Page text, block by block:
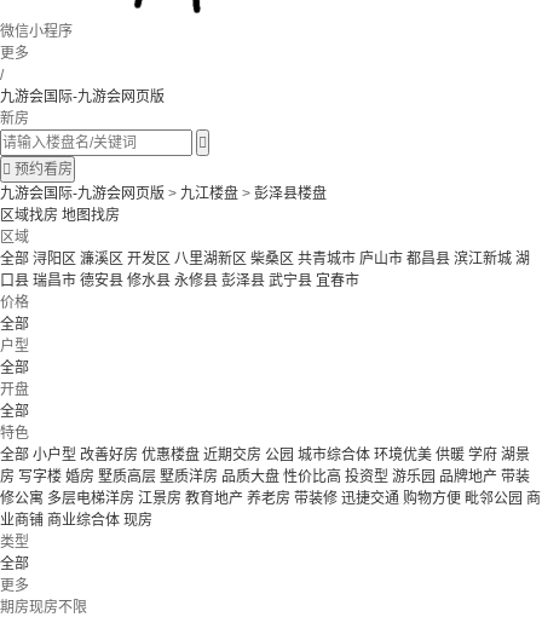
微信小程序
更多
/
九游会国际-九游会网页版
新房

 预约看房
九游会国际-九游会网页版 > 九江楼盘 > 彭泽县楼盘
区域找房 地图找房
区域
全部 浔阳区 濂溪区 开发区 八里湖新区 柴桑区 共青城市 庐山市 都昌县 滨江新城 湖
口县 瑞昌市 德安县 修水县 永修县 彭泽县 武宁县 宜春市
价格
全部
户型
全部
开盘
全部
特色
全部 小户型 改善好房 优惠楼盘 近期交房 公园 城市综合体 环境优美 供暖 学府 湖景
房 写字楼 婚房 墅质高层 墅质洋房 品质大盘 性价比高 投资型 游乐园 品牌地产 带装
修公寓 多层电梯洋房 江景房 教育地产 养老房 带装修 迅捷交通 购物方便 毗邻公园 商
业商铺 商业综合体 现房
类型
全部
更多
期房现房不限